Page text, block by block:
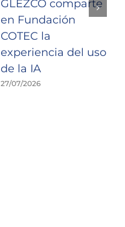
GLEZCO comparte
en Fundación
COTEC la
experiencia del uso
de la IA
27/07/2026